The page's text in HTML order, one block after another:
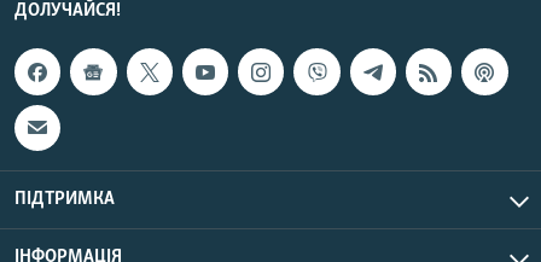
ДОЛУЧАЙСЯ!
ПІДТРИМКА
ІНФОРМАЦІЯ